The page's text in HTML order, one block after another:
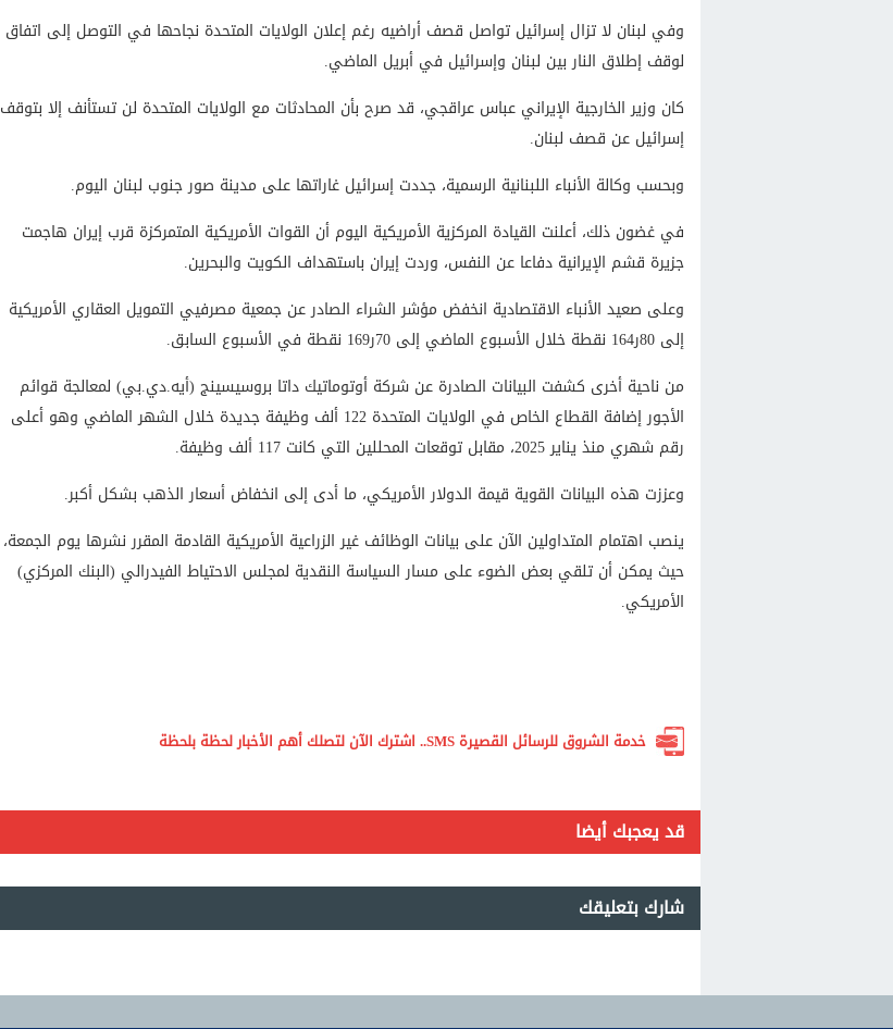
وفي لبنان لا تزال إسرائيل تواصل قصف أراضيه رغم إعلان الولايات المتحدة نجاحها في التوصل إلى اتفاق
لوقف إطلاق النار بين لبنان وإسرائيل في أبريل الماضي.
كان وزير الخارجية الإيراني عباس عراقجي، قد صرح بأن المحادثات مع الولايات المتحدة لن تستأنف إلا بتوقف
إسرائيل عن قصف لبنان.
وبحسب وكالة الأنباء اللبنانية الرسمية، جددت إسرائيل غاراتها على مدينة صور جنوب لبنان اليوم.
في غضون ذلك، أعلنت القيادة المركزية الأمريكية اليوم أن القوات الأمريكية المتمركزة قرب إيران هاجمت
جزيرة قشم الإيرانية دفاعا عن النفس، وردت إيران باستهداف الكويت والبحرين.
وعلى صعيد الأنباء الاقتصادية انخفض مؤشر الشراء الصادر عن جمعية مصرفيي التمويل العقاري الأمريكية
إلى 80ر164 نقطة خلال الأسبوع الماضي إلى 70ر169 نقطة في الأسبوع السابق.
من ناحية أخرى كشفت البيانات الصادرة عن شركة أوتوماتيك داتا بروسيسينج (أيه.دي.بي) لمعالجة قوائم
الأجور إضافة القطاع الخاص في الولايات المتحدة 122 ألف وظيفة جديدة خلال الشهر الماضي وهو أعلى
رقم شهري منذ يناير 2025، مقابل توقعات المحللين التي كانت 117 ألف وظيفة.
وعززت هذه البيانات القوية قيمة الدولار الأمريكي، ما أدى إلى انخفاض أسعار الذهب بشكل أكبر.
ينصب اهتمام المتداولين الآن على بيانات الوظائف غير الزراعية الأمريكية القادمة المقرر نشرها يوم الجمعة،
حيث يمكن أن تلقي بعض الضوء على مسار السياسة النقدية لمجلس الاحتياط الفيدرالي (البنك المركزي)
الأمريكي.
خدمة الشروق للرسائل القصيرة SMS.. اشترك الآن لتصلك أهم الأخبار لحظة بلحظة
قد يعجبك أيضا
شارك بتعليقك